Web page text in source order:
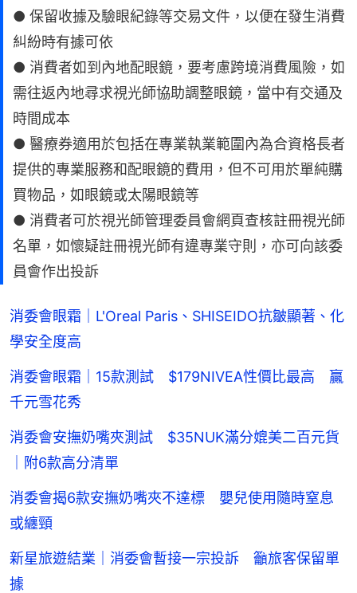
● 保留收據及驗眼紀錄等交易文件，以便在發生消費
糾紛時有據可依
● 消費者如到內地配眼鏡，要考慮跨境消費風險，如
需往返內地尋求視光師協助調整眼鏡，當中有交通及
時間成本
● 醫療券適用於包括在專業執業範圍內為合資格長者
提供的專業服務和配眼鏡的費用，但不可用於單純購
買物品，如眼鏡或太陽眼鏡等
● 消費者可於視光師管理委員會網頁查核註冊視光師
名單，如懷疑註冊視光師有違專業守則，亦可向該委
員會作出投訴
消委會眼霜｜L'Oreal Paris、SHISEIDO抗皺顯著、化
學安全度高
消委會眼霜｜15款測試 $179NIVEA性價比最高 贏
千元雪花秀
消委會安撫奶嘴夾測試 $35NUK滿分媲美二百元貨
｜附6款高分清單
消委會揭6款安撫奶嘴夾不達標 嬰兒使用隨時窒息
或纏頸
新星旅遊結業｜消委會暫接一宗投訴 籲旅客保留單
據